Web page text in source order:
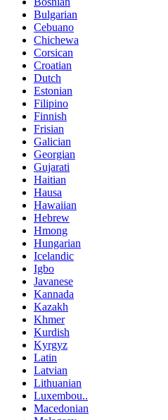
Bulgarian
Cebuano
Chichewa
Corsican
Croatian
Dutch
Estonian
Filipino
Finnish
Frisian
Galician
Georgian
Gujarati
Haitian
Hausa
Hawaiian
Hebrew
Hmong
Hungarian
Icelandic
Igbo
Javanese
Kannada
Kazakh
Khmer
Kurdish
Kyrgyz
Latin
Latvian
Lithuanian
Luxembou..
Macedonian